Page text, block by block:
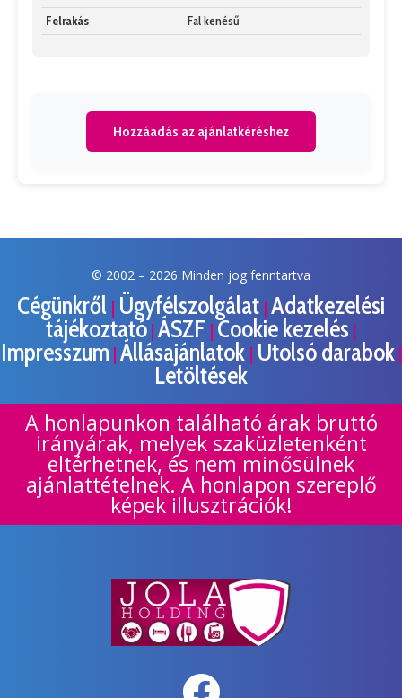
Felrakás
Fal kenésű
Hozzáadás az ajánlatkéréshez
© 2002 – 2026 Minden jog fenntartva
Cégünkről | Ügyfélszolgálat | Adatkezelési
tájékoztató | ÁSZF | Cookie kezelés |
Impresszum| Állásajánlatok | Utolsó darabok|
Letöltések
A honlapunkon található árak bruttó
irányárak, melyek szaküzletenként
eltérhetnek, és nem minősülnek
ajánlattételnek. A honlapon szereplő
képek illusztrációk!